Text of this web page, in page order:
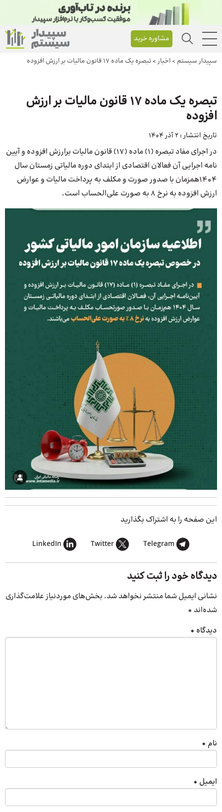
مشاوره خرید
سپیدار سیستم > اخبار> تبصره یک ماده ۱۷ قانون مالیات بر ارزش افزوده
تبصره یک ماده ۱۷ قانون مالیات بر ارزش
افزوده
تاریخ انتشار : 2 آذر 1404
در اجرای مفاد تبصره (۱) ماده (۱۷) قانون مالیات برارزش افزوده و آیین
نامه اجرایی آن فعالان اقتصادی از ابتدای دوره مالیاتی زمستان سال
1404همزمان با صدور صورت و مکلف به پرداخت مالیات و عوارض
ارزش افزوده به نرخ ۸ به صورت على‌الحساب است.
این صفحه را به اشتراک بگذارید
Telegram
Twitter
LinkedIn
دیدگاه خود را ثبت کنید
نشانی ایمیل شما منتشر نخواهد شد. بخش‌های موردنیاز علامت‌گذاری
شده‌اند *
دیدگاه *
نام *
ایمیل *